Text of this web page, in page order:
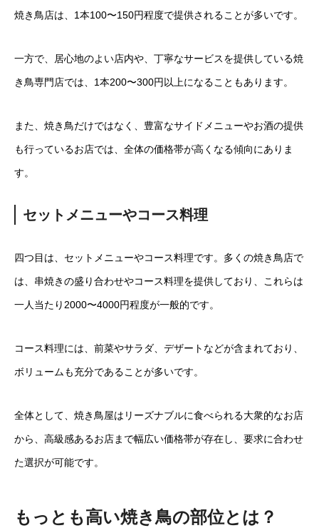
焼き鳥店は、1本100〜150円程度で提供されることが多いです。
一方で、居心地のよい店内や、丁寧なサービスを提供している焼
き鳥専門店では、1本200〜300円以上になることもあります。
また、焼き鳥だけではなく、豊富なサイドメニューやお酒の提供
も行っているお店では、全体の価格帯が高くなる傾向にありま
す。
セットメニューやコース料理
四つ目は、セットメニューやコース料理です。多くの焼き鳥店で
は、串焼きの盛り合わせやコース料理を提供しており、これらは
一人当たり2000〜4000円程度が一般的です。
コース料理には、前菜やサラダ、デザートなどが含まれており、
ボリュームも充分であることが多いです。
全体として、焼き鳥屋はリーズナブルに食べられる大衆的なお店
から、高級感あるお店まで幅広い価格帯が存在し、要求に合わせ
た選択が可能です。
もっとも高い焼き鳥の部位とは？